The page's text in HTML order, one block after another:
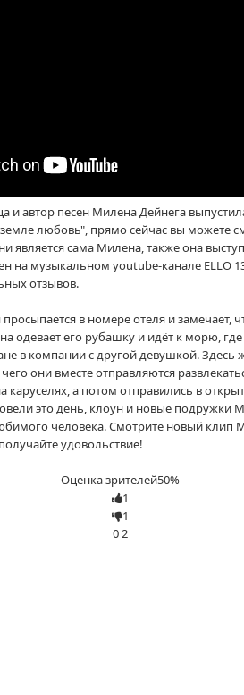
и автор песен Милена Дейнега
любовь", прямо сейчас вы можете
является сама Милена, также она
на музыкальном youtube-канале ELLO
отзывов.
в номере отеля и замечает,
одевает его рубашку и идёт к морю,
в компании с другой девушкой. Здесь
они вместе отправляются
каруселях, а потом отправились в
это день, клоун и новые подружки
человека. Смотрите новый клип
удовольствие!
Оценка зрителей50%
1
1
02